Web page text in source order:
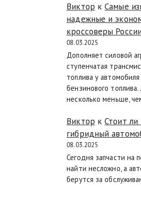
Виктор кСамые
надежные и
кроссоверы
08.03.2025
Дополняет силовой
ступенчатая
топлива у
бензинового
несколько меньше,
Виктор кСтоит ли
гибридный
08.03.2025
Сегодня запчасти на
найти несложно, а
берутся за